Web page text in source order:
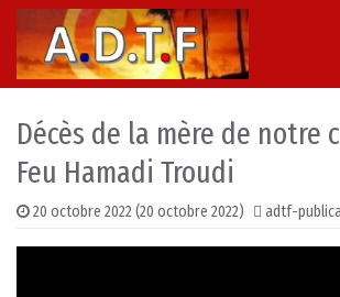
Skip to content
Main Navigation
Décès de la mère de notre
Feu Hamadi Troudi
20 octobre 2022(20 octobre 2022) adtf-